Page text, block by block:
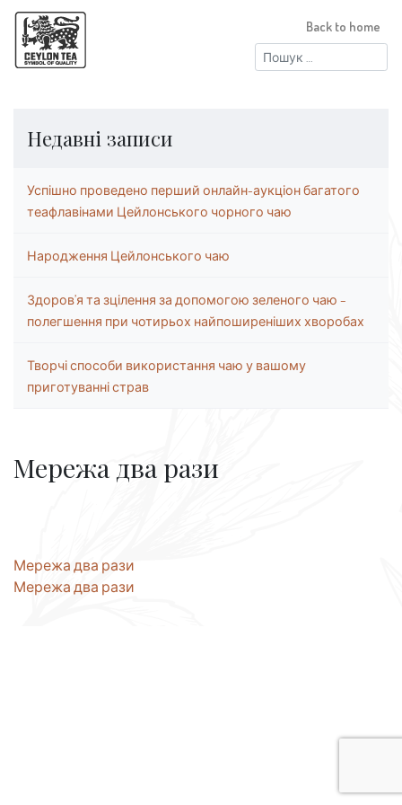
Пошук:
Back to home
Недавні записи
Успішно проведено перший онлайн-аукціон багатого
теафлавінами Цейлонського чорного чаю
Народження Цейлонського чаю
Здоров’я та зцілення за допомогою зеленого чаю –
полегшення при чотирьох найпоширеніших хворобах
Творчі способи використання чаю у вашому
приготуванні страв
Мережа два рази
Навігація
записів
Мережа два рази
Мережа два рази